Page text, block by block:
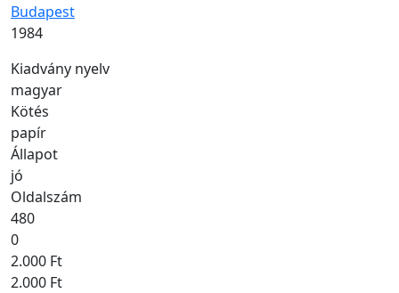
Kiadás helye
Budapest
Kiadás éve
1984
Kiadvány nyelv
magyar
Kötés
papír
Állapot
jó
Oldalszám
480
0
2.000 Ft
2.000 Ft